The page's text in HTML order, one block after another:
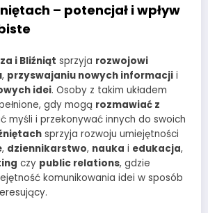
– potencjał i wpływ
i Bliźniąt sprzyja rozwojowi
, przyswajaniu nowych informacji i
idei. Osoby z takim układem
gdy mogą rozmawiać z
myśli i przekonywać innych do swoich
sprzyja rozwoju umiejętności
, dziennikarstwo, nauka i edukacja,
czy public relations, gdzie
komunikowania idei w sposób